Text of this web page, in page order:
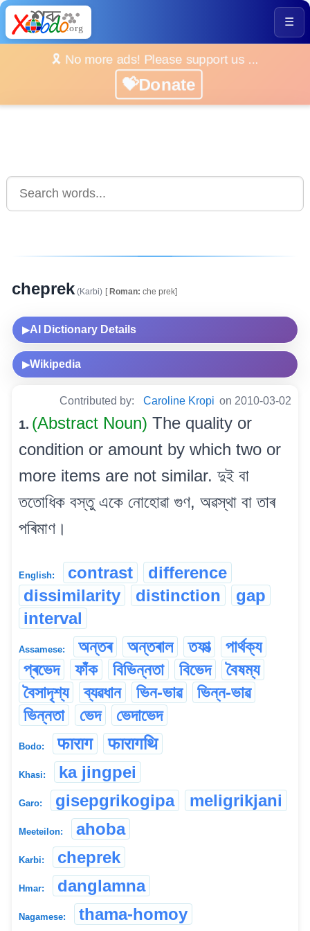
☰
🎗️ No more ads! Please support us ...
💝Donate
cheprek(Karbi) [Roman: che prek]
▶AI Dictionary Details
▶Wikipedia
Contributed by: Caroline Kropi on 2010-03-02
1. (Abstract Noun) The quality or
condition or amount by which two or
more items are not similar. দুই বা
ততোধিক বস্তু একে নোহোৱা গুণ, অৱস্থা বা তাৰ
পৰিমাণ।
English: contrast
difference
dissimilarity
distinction
gap
interval
Assamese: অন্তৰ অন্তৰাল তফাত্‍
পাৰ্থক্য
প্ৰভেদ
ফাঁক বিভিন্নতা বিভেদ
বৈষম্য
বৈসাদৃশ্য
ব্যৱধান ভিন-ভাৱ
ভিন্ন-ভাৱ
ভিন্নতা
ভেদ ভেদাভেদ
Bodo: फाराग फारागथि
Khasi: ka jingpei
Garo: gisepgrikogipa meligrikjani
Meeteilon: ahoba
Karbi: cheprek
Hmar: danglamna
Nagamese: thama-homoy